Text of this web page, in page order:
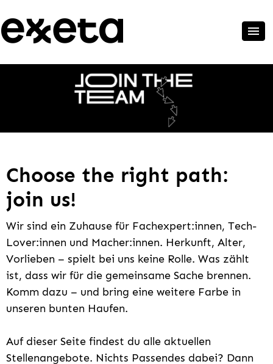
Choose the right path:
join us!
Wir sind ein Zuhause für Fachexpert:innen, Tech-
Lover:innen und Macher:innen. Herkunft, Alter,
Vorlieben – spielt bei uns keine Rolle. Was zählt
ist, dass wir für die gemeinsame Sache brennen.
Komm dazu – und bring eine weitere Farbe in
unseren bunten Haufen.
Auf dieser Seite findest du alle aktuellen
Stellenangebote. Nichts Passendes dabei? Dann